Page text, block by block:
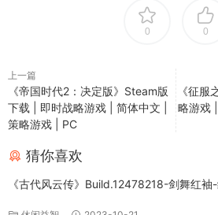
0 0
上一篇
《帝国时代2：决定版》Steam版
下载 | 即时战略游戏 | 简体中文 |
策略游戏 | PC
《征
略游戏
猜你喜欢
《古代风云传》Build.12478218-剑舞红